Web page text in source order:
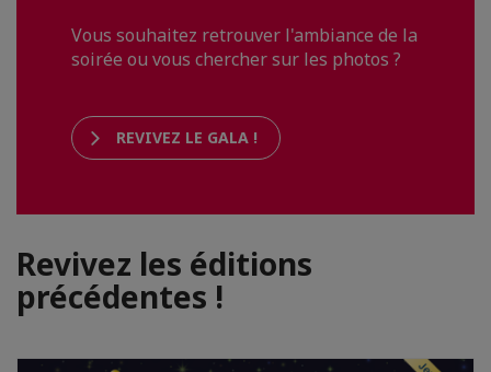
Vous souhaitez retrouver l'ambiance de la
soirée ou vous chercher sur les photos ?
REVIVEZ LE GALA !
Revivez les éditions
précédentes !